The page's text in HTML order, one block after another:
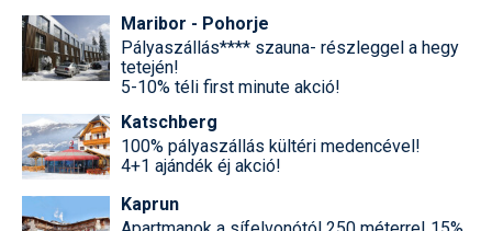
Maribor - Pohorje
Pályaszállás**** szauna- részleggel a hegy
tetején!
5-10% téli first minute akció!
Katschberg
100% pályaszállás kültéri medencével!
4+1 ajándék éj akció!
Kaprun